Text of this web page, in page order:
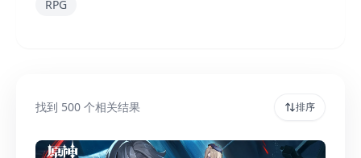
RPG
找到 500 个相关结果 排序